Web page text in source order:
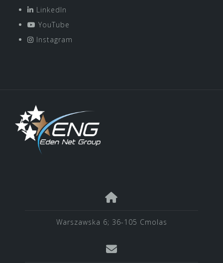
LinkedIn
YouTube
Instagram
Warszawska 6; 36-105 Cmolas